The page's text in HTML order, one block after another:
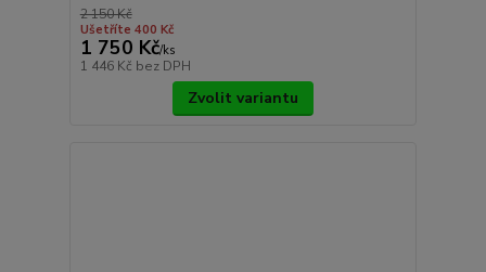
2 150 Kč
Ušetříte 400 Kč
1 750 Kč/ks
1 446 Kč bez DPH
Zvolit variantu